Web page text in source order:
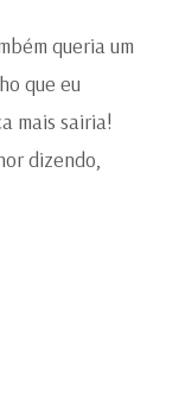
queria um
que eu
mais sairia!
dizendo,